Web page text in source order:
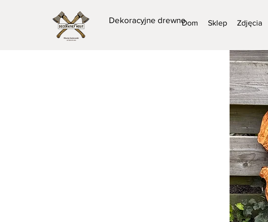
Dekoracyjne drewnoDom Sklep Zdjęcia